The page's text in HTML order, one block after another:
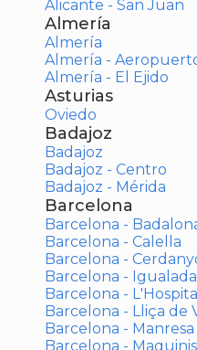
Alicante - San Juan
Almería
Almería
Almería -
Almería - El Ejido
Asturias
Oviedo
Badajoz
Badajoz
Badajoz - Centro
Badajoz - Mérida
Barcelona
Barcelona -
Barcelona - Calella
Barcelona -
Barcelona - Igualada
Barcelona -
Barcelona - Lliça de
Barcelona - Manresa
Barcelona -